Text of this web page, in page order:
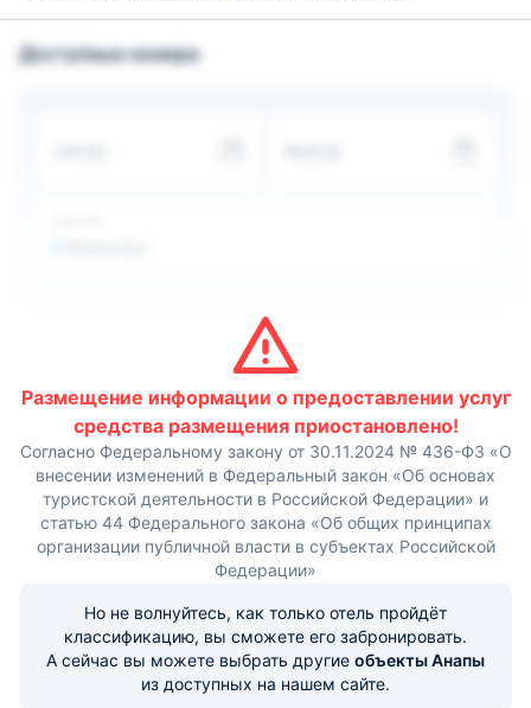
оснащенных удобной мебелью и собственной ванной
Доступные номера
Размещение информации о предоставлении услуг
средства размещения приостановлено!
Согласно Федеральному закону от 30.11.2024 № 436-ФЗ «О
внесении изменений в Федеральный закон «Об основах
туристской деятельности в Российской Федерации» и
статью 44 Федерального закона «Об общих принципах
организации публичной власти в субъектах Российской
Федерации»
Но не волнуйтесь, как только отель пройдёт
классификацию, вы сможете его забронировать.
А сейчас вы можете выбрать другие объекты Анапы
из доступных на нашем сайте.